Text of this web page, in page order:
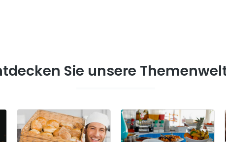
Sie unsere